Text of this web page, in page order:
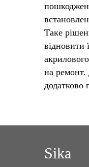
Таке
відновити
на ремонт.
додатково
Sika